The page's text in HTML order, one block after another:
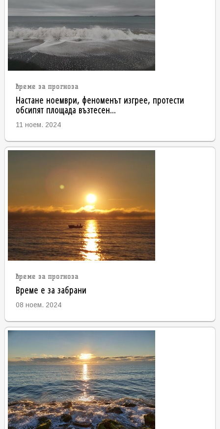
време за прогноза
Настане ноември, феноменът изгрее, протести
обсипят площада възтесен...
11 ноем. 2024
време за прогноза
Време е за забрани
08 ноем. 2024